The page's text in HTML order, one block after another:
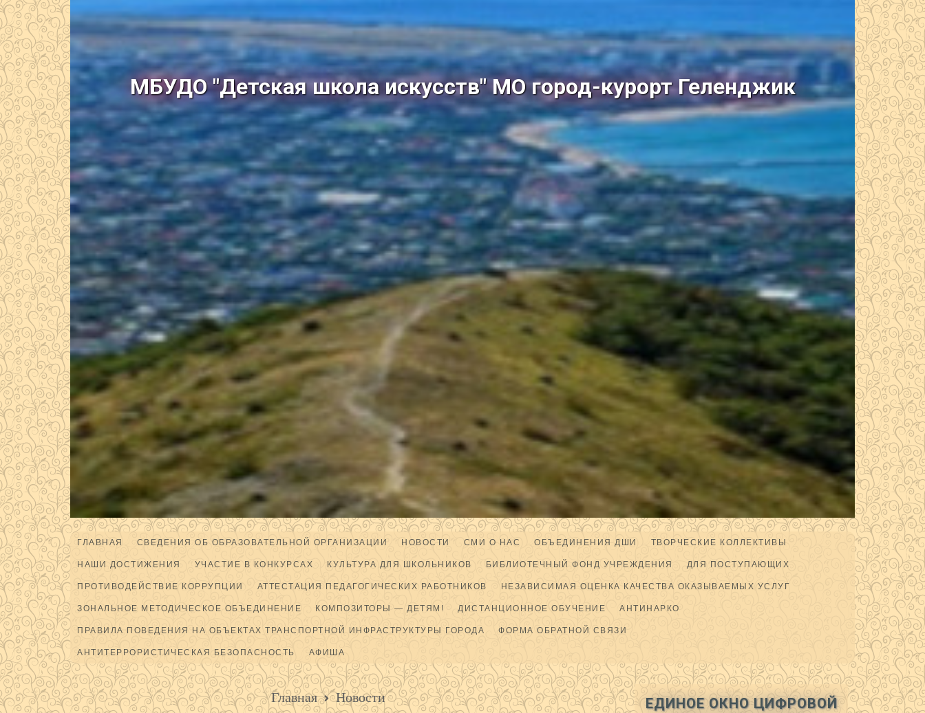
МБУДО "Детская школа искусств" МО город-курорт Геленджик
ГЛАВНАЯ СВЕДЕНИЯ ОБ ОБРАЗОВАТЕЛЬНОЙ ОРГАНИЗАЦИИ НОВОСТИ СМИ О НАС ОБЪЕДИНЕНИЯ ДШИ ТВОРЧЕСКИЕ КОЛЛЕКТИВЫ
НАШИ ДОСТИЖЕНИЯ УЧАСТИЕ В КОНКУРСАХ КУЛЬТУРА ДЛЯ ШКОЛЬНИКОВ БИБЛИОТЕЧНЫЙ ФОНД УЧРЕЖДЕНИЯ ДЛЯ ПОСТУПАЮЩИХ
ПРОТИВОДЕЙСТВИЕ КОРРУПЦИИ АТТЕСТАЦИЯ ПЕДАГОГИЧЕСКИХ РАБОТНИКОВ НЕЗАВИСИМАЯ ОЦЕНКА КАЧЕСТВА ОКАЗЫВАЕМЫХ УСЛУГ
ЗОНАЛЬНОЕ МЕТОДИЧЕСКОЕ ОБЪЕДИНЕНИЕ КОМПОЗИТОРЫ — ДЕТЯМ! ДИСТАНЦИОННОЕ ОБУЧЕНИЕ АНТИНАРКО
ПРАВИЛА ПОВЕДЕНИЯ НА ОБЪЕКТАХ ТРАНСПОРТНОЙ ИНФРАСТРУКТУРЫ ГОРОДА ФОРМА ОБРАТНОЙ СВЯЗИ
АНТИТЕРРОРИСТИЧЕСКАЯ БЕЗОПАСНОСТЬ АФИША
Главная Новости
ЕДИНОЕ ОКНО ЦИФРОВОЙ